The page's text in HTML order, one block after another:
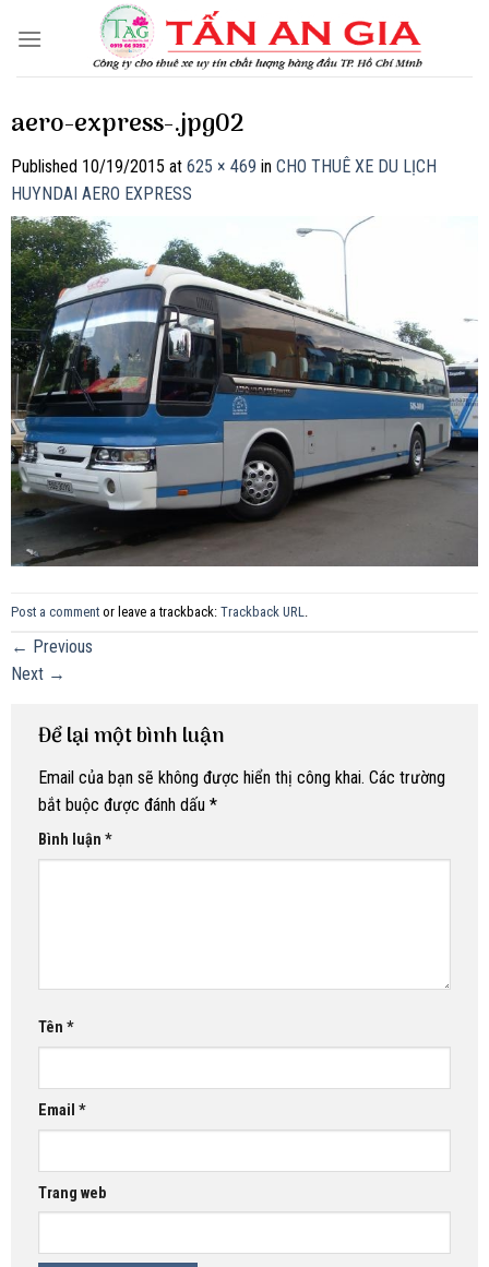
aero-express-.jpg02
Published 10/19/2015 at 625 × 469 in CHO THUÊ XE DU LỊCH
HUYNDAI AERO EXPRESS
Post a comment or leave a trackback: Trackback URL
← Previous
Next →
Để lại một bình luận
Email của bạn sẽ không được hiển thị công khai. Các trường
bắt buộc được đánh dấu *
Bình luận *
Tên *
Email *
Trang web